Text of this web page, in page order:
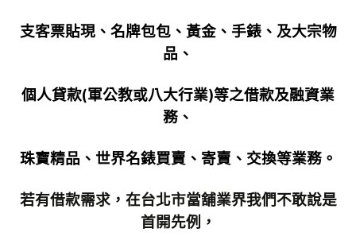
支客票貼現、 名牌包包、黃金、手錶、及大宗物
品、
個人貸款(軍公教或八大行業)等之借款及融資業
務、
珠寶精品、世界名錶買賣、寄賣、交換等業務。
若有借款需求，在台北市當舖業界我們不敢說是
首開先例，